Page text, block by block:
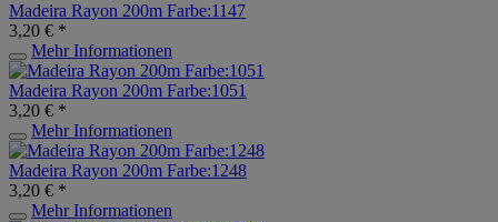
Madeira Rayon 200m Farbe:1147
3,20 € *
Mehr Informationen
Madeira Rayon 200m Farbe:1051
3,20 € *
Mehr Informationen
Madeira Rayon 200m Farbe:1248
3,20 € *
Mehr Informationen